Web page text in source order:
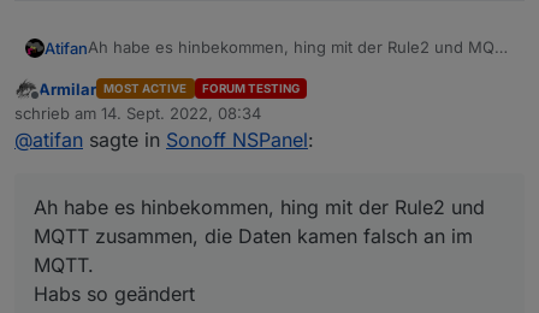
der Seiten
AtifanAh habe es hinbekommen, hing mit der Rule2 und MQTT
Habs so geändert
Rule2 on Button1#state do Publish %topic%/tele/RESULT
{"CustomRecv":"event,button1"} endon on
Button2#state do Publish %topic%/tele/RESULT
Jetzt funktionieren die Buttons, aber sie scrollen nicht
Offline
Armilar MOST ACTIVE FORUM TESTING
schrieb am 14. Sept. 2022, 08:34
zuletzt editiert von
@atifan sagte in Sonoff NSPanel:
Ah habe es hinbekommen, hing mit der Rule2 und
MQTT zusammen, die Daten kamen falsch an im
MQTT.
Habs so geändert